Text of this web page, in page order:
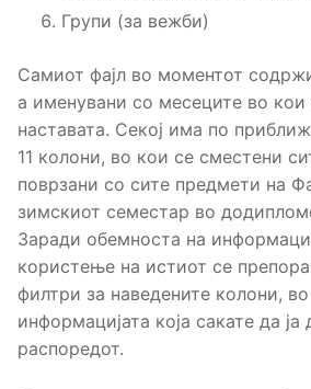
Групи (за вежби)
Самиот фајл во моментот
a именувани со месеците во
наставата. Секој има по
11 колони, во кои се сместени
поврзани со сите предмети на
зимскиот семестар во
Заради обемноста на
користење на истиот се
филтри за наведените колони,
информацијата која сакате да
распоредот.